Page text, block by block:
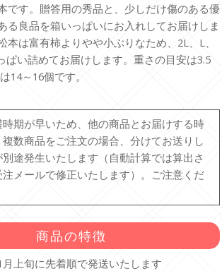
です。贈答用の秀品と、少しだけ傷のある優
る良品を箱いっぱいにお入れしてお届けしま
本は富有柿よりやや小ぶりなため、2L、L、
ぱい詰めてお届けします。重さの目安は3.5
14～16個です。
期が早いため、他の商品とお届けする時
数商品をご注文の場合、分けてお送りし
途発生いたします（自動計算では算出さ
メールで修正いたします）。ご注意くだ
商品の特徴
月上旬に先着順で発送いたします